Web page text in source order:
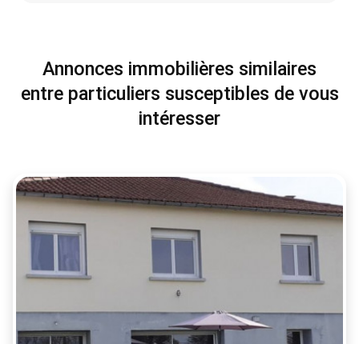
Annonces immobilières similaires
entre particuliers susceptibles de vous
intéresser